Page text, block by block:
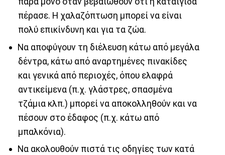
πέρασε. Η χαλαζόπτωση μπορεί να είναι
πολύ επικίνδυνη και για τα ζώα.
Να αποφύγουν τη διέλευση κάτω από μεγάλα
δέντρα, κάτω από αναρτημένες πινακίδες
και γενικά από περιοχές, όπου ελαφρά
αντικείμενα (π.χ. γλάστρες, σπασμένα
τζάμια κλπ.) μπορεί να αποκολληθούν και να
πέσουν στο έδαφος (π.χ. κάτω από
μπαλκόνια).
Να ακολουθούν πιστά τις οδηγίες των κατά